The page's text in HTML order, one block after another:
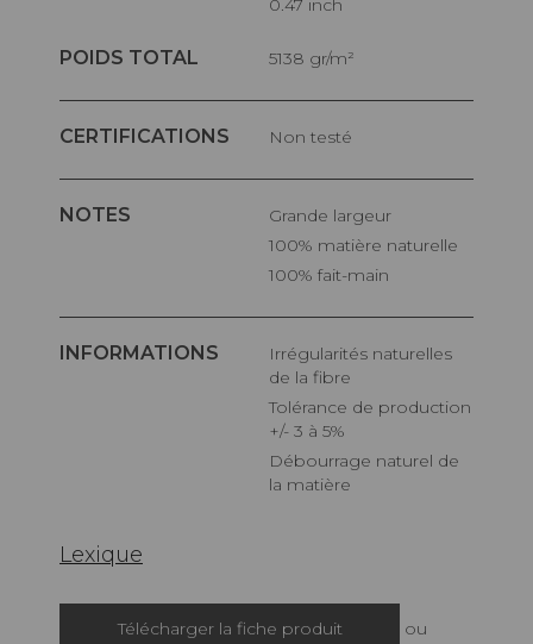
0.47 inch
POIDS TOTAL 5138 gr/m²
CERTIFICATIONS Non testé
NOTES
Grande largeur
100% matière naturelle
100% fait-main
INFORMATIONS
Irrégularités naturelles
de la fibre
Tolérance de production
+/- 3 à 5%
Débourrage naturel de
la matière
Lexique
Télécharger la fiche produit ou